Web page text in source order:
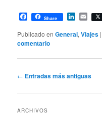
Facebook
Share
Publicado en General,Viajes |
comentario
Navegación
entradas
← Entradas más antiguas
ARCHIVOS